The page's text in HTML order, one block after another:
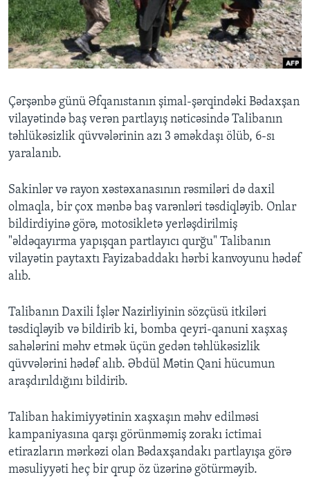
BIZI IZLƏYIN
Dillər
Çərşənbə günü Əfqanıstanın şimal-şərqindəki Bədaxşan
vilayətində baş verən partlayış nəticəsində Talibanın
təhlükəsizlik qüvvələrinin azı 3 əməkdaşı ölüb, 6-sı
yaralanıb.
Sakinlər və rayon xəstəxanasının rəsmiləri də daxil
olmaqla, bir çox mənbə baş varənləri təsdiqləyib. Onlar
bildirdiyinə görə, motosikletə yerləşdirilmiş
"əldəqayırma yapışqan partlayıcı qurğu" Talibanın
vilayətin paytaxtı Fayizabaddakı hərbi kanvoyunu hədəf
alıb.
Talibanın Daxili İşlər Nazirliyinin sözçüsü itkiləri
təsdiqləyib və bildirib ki, bomba qeyri-qanuni xaşxaş
sahələrini məhv etmək üçün gedən təhlükəsizlik
qüvvələrini hədəf alıb. Əbdül Mətin Qani hücumun
araşdırıldığını bildirib.
Taliban hakimiyyətinin xaşxaşın məhv edilməsi
kampaniyasına qarşı görünməmiş zorakı ictimai
etirazların mərkəzi olan Bədaxşandakı partlayışa görə
məsuliyyəti heç bir qrup öz üzərinə götürməyib.